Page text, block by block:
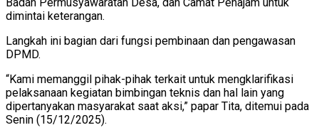
dimintai keterangan.
Langkah ini bagian dari fungsi pembinaan dan pengawasan
DPMD.
“Kami memanggil pihak-pihak terkait untuk mengklarifikasi
pelaksanaan kegiatan bimbingan teknis dan hal lain yang
dipertanyakan masyarakat saat aksi,” papar Tita, ditemui pada
Senin (15/12/2025).